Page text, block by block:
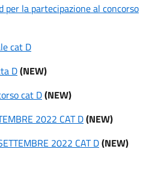
per la partecipazione al concorso
cat D
D(NEW)
cat D(NEW)
2022 CAT D(NEW)
2022 CAT D(NEW)